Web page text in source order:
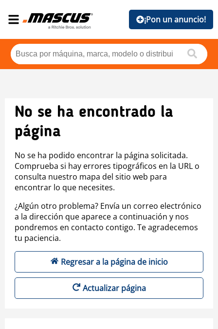
¡Pon un anuncio!
No se ha encontrado la
página
No se ha podido encontrar la página solicitada.
Comprueba si hay errores tipográficos en la URL o
consulta nuestro mapa del sitio web para
encontrar lo que necesites.
¿Algún otro problema? Envía un correo electrónico
a la dirección que aparece a continuación y nos
pondremos en contacto contigo. Te agradecemos
tu paciencia.
Regresar a la página de inicio
Actualizar página